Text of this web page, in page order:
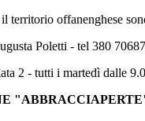
territorio offanenghese
Poletti - tel 380
2 - tutti i martedì dalle